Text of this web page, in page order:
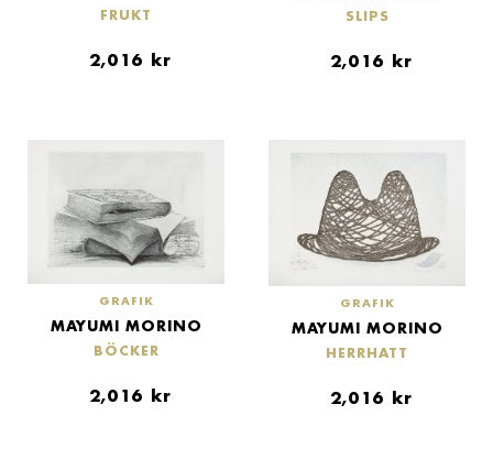
FRUKT
2,016 kr
SLIPS
2,016 kr
GRAFIK
MAYUMI MORINO
BÖCKER
2,016 kr
GRAFIK
MAYUMI MORINO
HERRHATT
2,016 kr